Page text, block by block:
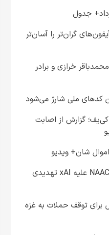
گران‌تر را آسان‌تر
خرازی و برادر
گزارش از اصابت
شان+ ویدیو
وزارت دادگستری آمریکا: شکایت NAACP علیه xAI تهدیدی
برای توقف حملات به غزه